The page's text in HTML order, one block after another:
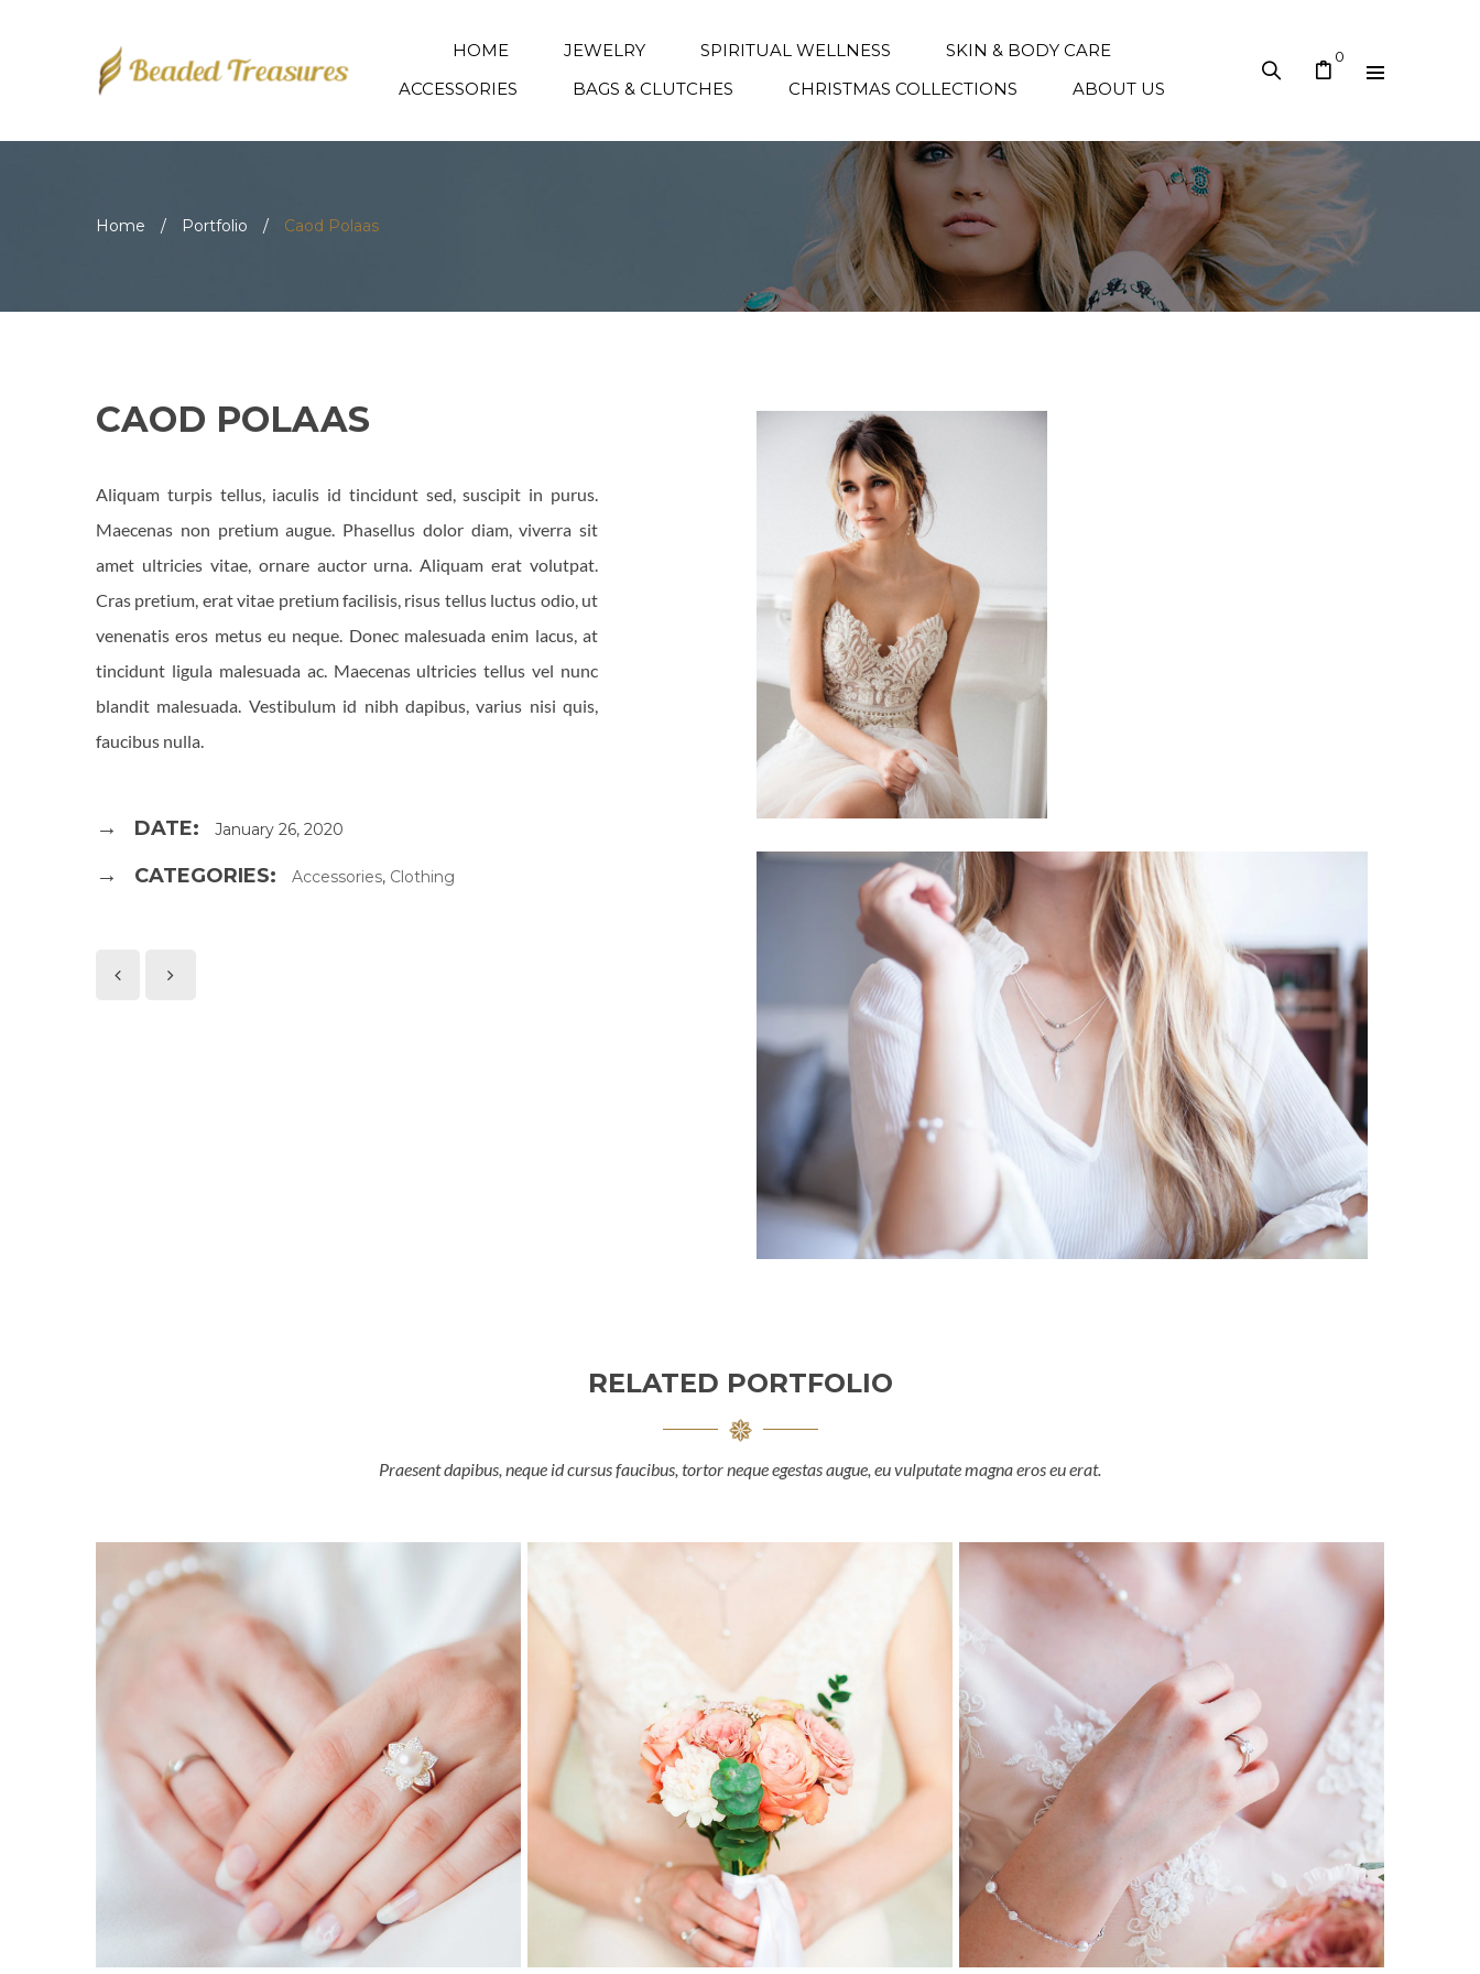
HOME JEWELRY SPIRITUAL WELLNESS
SKIN & BODY CARE
ACCESSORIES
BAGS & CLUTCHES CHRISTMAS COLLECTIONS ABOUT US
0
Home / Portfolio / Caod Polaas
CAOD POLAAS
Aliquam turpis tellus, iaculis id tincidunt sed, suscipit in purus.
Maecenas non pretium augue. Phasellus dolor diam, viverra sit
amet ultricies vitae, ornare auctor urna. Aliquam erat volutpat.
Cras pretium, erat vitae pretium facilisis, risus tellus luctus odio, ut
venenatis eros metus eu neque. Donec malesuada enim lacus, at
tincidunt ligula malesuada ac. Maecenas ultricies tellus vel nunc
blandit malesuada. Vestibulum id nibh dapibus, varius nisi quis,
faucibus nulla.
DATE: January 26, 2020
CATEGORIES: Accessories, Clothing
RELATED PORTFOLIO
Praesent dapibus, neque id cursus faucibus, tortor neque egestas augue, eu vulputate magna eros eu erat.